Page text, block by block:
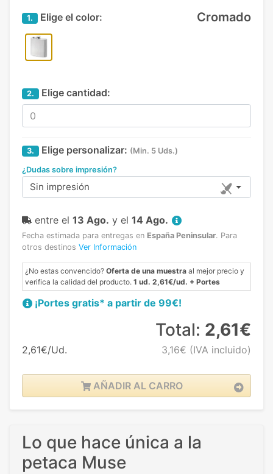
1. Elige el color: Cromado
2. Elige cantidad:
3. Elige personalizar: (Min. 5 Uds.)
¿Dudas sobre impresión?
Sin impresión
entre el 13 Ago. y el 14 Ago.
Fecha estimada para entregas en España Peninsular. Para
otros destinos Ver Información
¿No estas convencido? Oferta de una muestra al mejor precio y
verifica la calidad del producto. 1 ud. 2,61€/ud. + Portes
¡Portes gratis* a partir de 99€!
2,61€/Ud.
Total: 2,61€
3,16€ (IVA incluido)
AÑADIR AL CARRO
Lo que hace única a la
petaca Muse